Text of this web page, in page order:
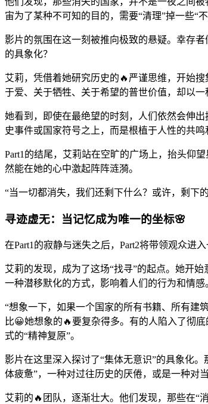
宙为了某种不可知的目的，需要“清理”掉一些“不
影片的氛围在这一刻被推向极致的悬疑。幸存
的具象化？
艾莉，凭借着她研究历史的🔥严谨思维，开始
于爱、关于牺牲、关于希望的普世价值，却以
她看到，即使在最绝望的时刻，人们依然会伸
史事件或国家符号之上，而是根植于人性的共鸣
Part1的结尾，艾莉站在空旷的广场上，抬头仰
然能在她的心中激起阵阵涟漪。
“当一切都消失，我们还剩下什么？或许，剩下
寻迹虚无：当记忆成为唯一的坐标🌸
在Part1的寂静与迷失之后，Part2将带领观众进
艾莉的发现，成为了这场“找寻”的起点。她开
一种潜移默化的方式，影响着人们的行为和情感
“想象一下，如果一个国家的所有书籍、所有建
比😀她想象的🔥要复杂得多。有的人陷入了彻
式的“精神复原”。
影片在这里深入探讨了“集体无意识”的具象化
体疲惫”，一种对过往历史的厌倦，或是一种对当
艾莉的🔥团队，逐渐壮大。他们发现，那些在“